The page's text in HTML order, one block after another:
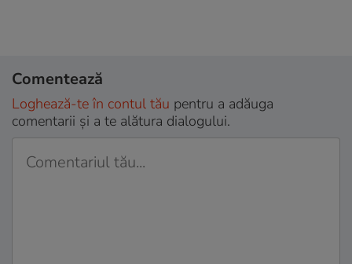
Comentează
Loghează-te în contul tău pentru a adăuga
comentarii și a te alătura dialogului.